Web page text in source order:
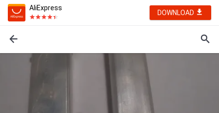
AliExpress
DOWNLOAD